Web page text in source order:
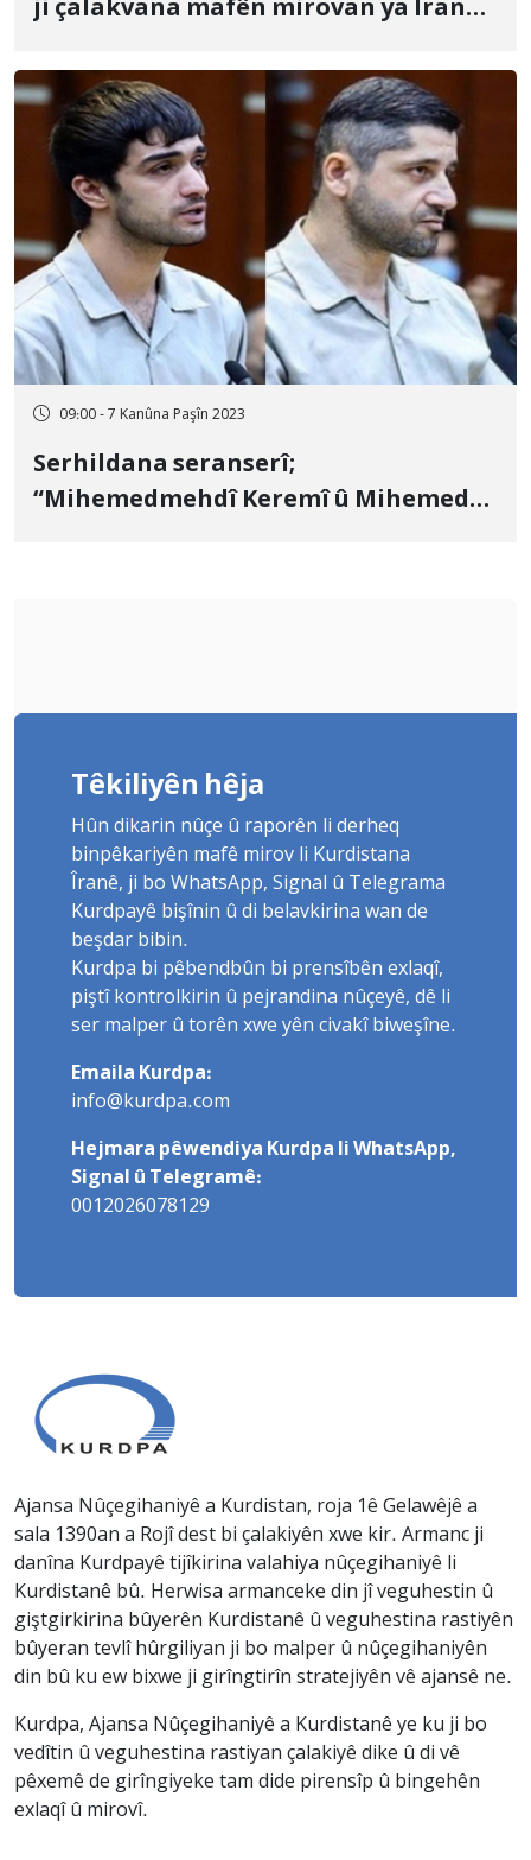
ji çalakvana mafên mirovan ya Îranê
09:00 - 7 Kanûna Paşîn 2023
Serhildana seranserî;
“Mihemedmehdî Keremî û Mihemed
Têkiliyên hêja
Hûn dikarin nûçe û raporên li derheq
binpêkariyên mafê mirov li Kurdistana
Îranê, ji bo WhatsApp, Signal û Telegrama
Kurdpayê bişînin û di belavkirina wan de
beşdar bibin.
Kurdpa bi pêbendbûn bi prensîbên exlaqî,
piştî kontrolkirin û pejrandina nûçeyê, dê li
ser malper û torên xwe yên civakî biweşîne.
Emaila Kurdpa:
info@kurdpa.com
Hejmara pêwendiya Kurdpa li WhatsApp,
Signal û Telegramê:
0012026078129
Ajansa Nûçegihaniyê a Kurdistan, roja 1ê Gelawêjê a
sala 1390an a Rojî dest bi çalakiyên xwe kir. Armanc ji
danîna Kurdpayê tijîkirina valahiya nûçegihaniyê li
Kurdistanê bû. Herwisa armanceke din jî veguhestin û
giştgirkirina bûyerên Kurdistanê û veguhestina rastiyên
bûyeran tevlî hûrgiliyan ji bo malper û nûçegihaniyên
din bû ku ew bixwe ji girîngtirîn stratejiyên vê ajansê ne.
Kurdpa, Ajansa Nûçegihaniyê a Kurdistanê ye ku ji bo
vedîtin û veguhestina rastiyan çalakiyê dike û di vê
pêxemê de girîngiyeke tam dide pirensîp û bingehên
exlaqî û mirovî.